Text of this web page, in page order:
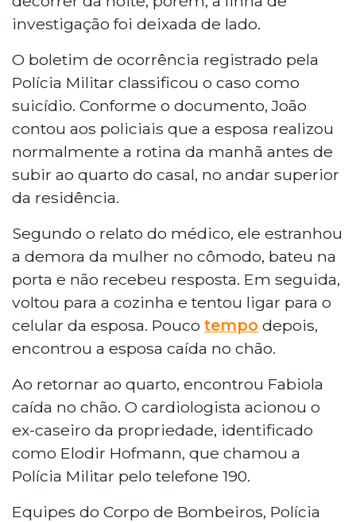
investigação foi deixada de lado.
O boletim de ocorrência registrado pela
Polícia Militar classificou o caso como
suicídio. Conforme o documento, João
contou aos policiais que a esposa realizou
normalmente a rotina da manhã antes de
subir ao quarto do casal, no andar superior
da residência.
Segundo o relato do médico, ele estranhou
a demora da mulher no cômodo, bateu na
porta e não recebeu resposta. Em seguida,
voltou para a cozinha e tentou ligar para o
celular da esposa. Pouco tempo depois,
encontrou a esposa caída no chão.
Ao retornar ao quarto, encontrou Fabiola
caída no chão. O cardiologista acionou o
ex-caseiro da propriedade, identificado
como Elodir Hofmann, que chamou a
Polícia Militar pelo telefone 190.
Equipes do Corpo de Bombeiros, Polícia